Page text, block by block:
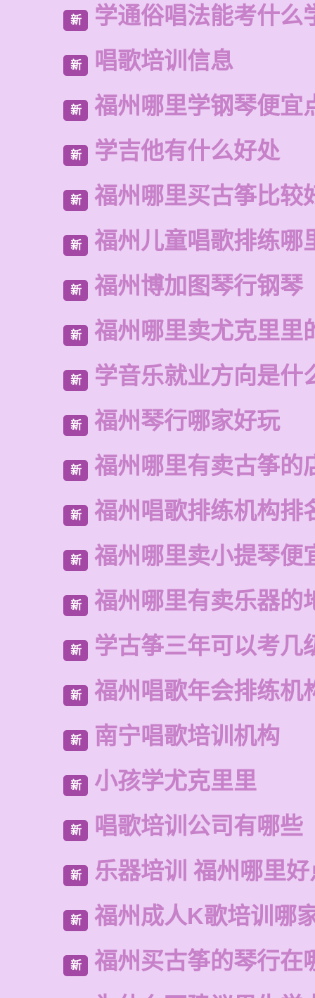
新 学通俗唱法能考什么
新 唱歌培训信息
新 福州哪里学钢琴便宜
新 学吉他有什么好处
新 福州哪里买古筝比较
新 福州儿童唱歌排练哪
新 福州博加图琴行钢琴
新 福州哪里卖尤克里里
新 学音乐就业方向是什
新 福州琴行哪家好玩
新 福州哪里有卖古筝的
新 福州唱歌排练机构排
新 福州哪里卖小提琴便
新 福州哪里有卖乐器的
新 学古筝三年可以考几
新 福州唱歌年会排练机
新 南宁唱歌培训机构
新 小孩学尤克里里
新 唱歌培训公司有哪些
新 乐器培训 福州哪里
新 福州成人K歌培训哪
新
福州买古筝的琴行在